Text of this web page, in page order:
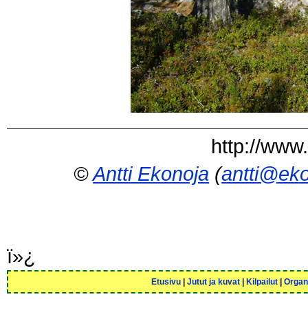
http://
©Antti Ekonoja (
ï»¿
Etusivu| Jutut ja kuvat| Kilpailut|